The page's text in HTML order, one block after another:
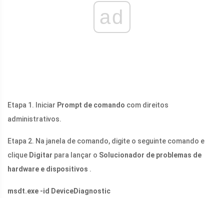
ad
Etapa 1. Iniciar Prompt de comando com direitos
administrativos.
Etapa 2. Na janela de comando, digite o seguinte comando e
clique Digitar para lançar o Solucionador de problemas de
hardware e dispositivos .
msdt.exe -id DeviceDiagnostic